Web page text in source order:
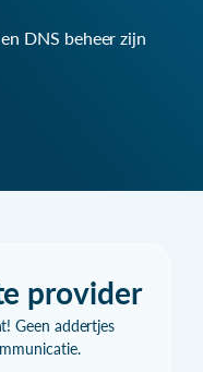
DNS beheer zijn
provider
Geen addertjes